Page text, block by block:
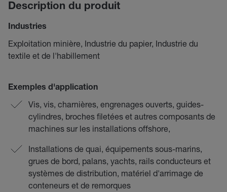
Description du produit
Industries
Exploitation minière, Industrie du papier, Industrie du
textile et de l'habillement
Exemples d'application
Vis, vis, charnières, engrenages ouverts, guides-
cylindres, broches filetées et autres composants de
machines sur les installations offshore,
Installations de quai, équipements sous-marins,
grues de bord, palans, yachts, rails conducteurs et
systèmes de distribution, matériel d'arrimage de
conteneurs et de remorques